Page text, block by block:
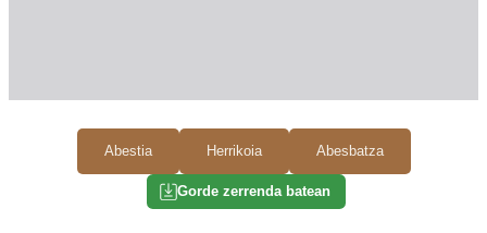
Abestia Herrikoia Abesbatza
Gorde zerrenda batean